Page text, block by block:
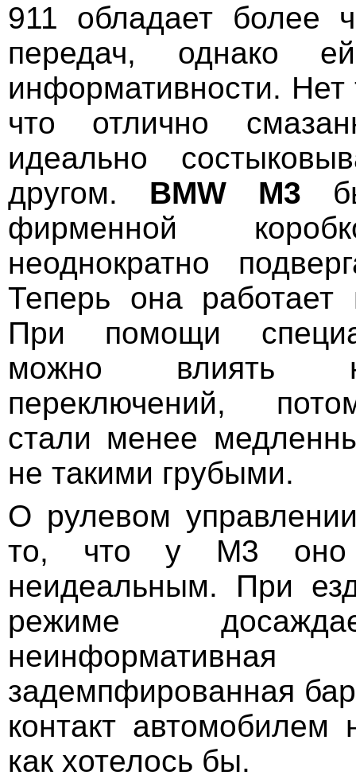
911 обладает более
передач, однако
информативности.
что отлично
идеально
другом. BMW M3
фирменной
неоднократно
Теперь она работает
При помощи
можно влиять
переключений,
стали менее
не такими грубыми.
О рулевом
то, что у M3 оно
неидеальным. При
режиме
задемпфированная
контакт автомобилем
как хотелось бы.